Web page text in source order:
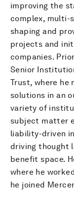
improving the
complex, multi-
shaping and
projects and
companies.
Senior
Trust, where he
solutions in an
variety of
subject matter
liability-driven
driving thought
benefit space.
where he
he joined